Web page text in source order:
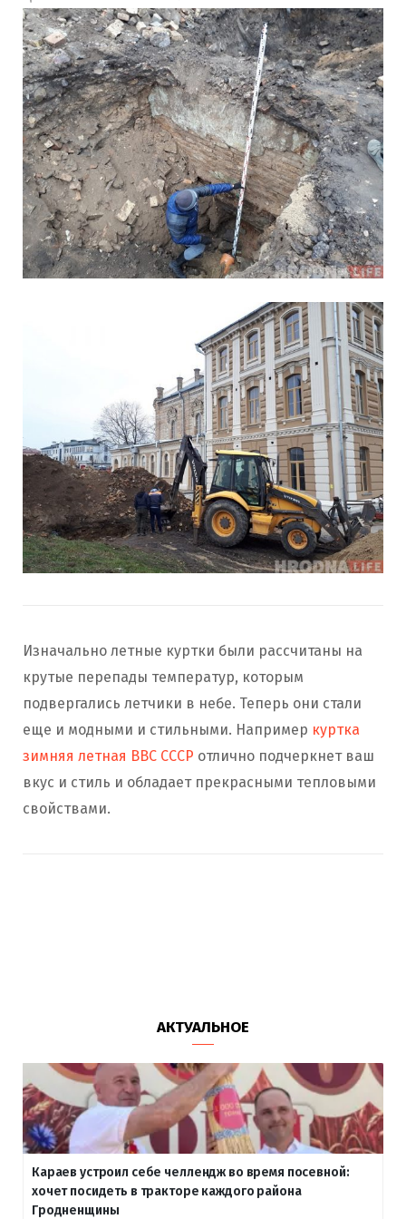
Изначально летные куртки были рассчитаны на
крутые перепады температур, которым
подвергались летчики в небе. Теперь они стали
еще и модными и стильными. Например куртка
зимняя летная BBC СССР отлично подчеркнет ваш
вкус и стиль и обладает прекрасными тепловыми
свойствами.
АКТУАЛЬНОЕ
Караев устроил себе челлендж во время посевной:
хочет посидеть в тракторе каждого района
Гродненщины